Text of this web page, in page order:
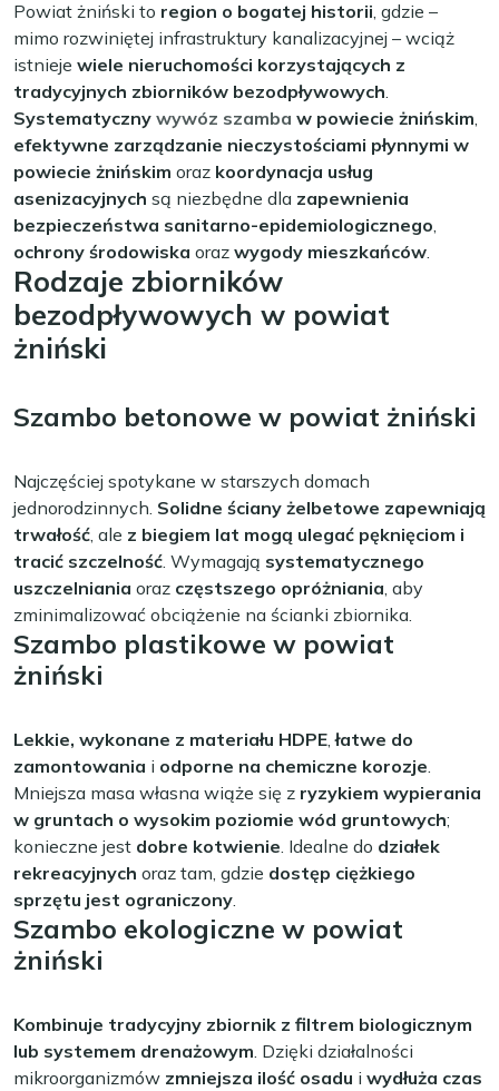
Powiat żniński to region o bogatej historii, gdzie –
mimo rozwiniętej infrastruktury kanalizacyjnej – wciąż
istnieje wiele nieruchomości korzystających z
tradycyjnych zbiorników bezodpływowych.
Systematyczny wywóz szamba w powiecie żnińskim,
efektywne zarządzanie nieczystościami płynnymi w
powiecie żnińskim oraz koordynacja usług
asenizacyjnych są niezbędne dla zapewnienia
bezpieczeństwa sanitarno-epidemiologicznego,
ochrony środowiska oraz wygody mieszkańców.
Rodzaje zbiorników
bezodpływowych w powiat
żniński
Szambo betonowe w powiat żniński
Najczęściej spotykane w starszych domach
jednorodzinnych. Solidne ściany żelbetowe zapewniają
trwałość, ale z biegiem lat mogą ulegać pęknięciom i
tracić szczelność. Wymagają systematycznego
uszczelniania oraz częstszego opróżniania, aby
zminimalizować obciążenie na ścianki zbiornika.
Szambo plastikowe w powiat
żniński
Lekkie, wykonane z materiału HDPE,łatwe do
zamontowania i odporne na chemiczne korozje.
Mniejsza masa własna wiąże się z ryzykiem wypierania
w gruntach o wysokim poziomie wód gruntowych;
konieczne jest dobre kotwienie. Idealne do działek
rekreacyjnych oraz tam, gdzie dostęp ciężkiego
sprzętu jest ograniczony.
Szambo ekologiczne w powiat
żniński
Kombinuje tradycyjny zbiornik z filtrem biologicznym
lub systemem drenażowym. Dzięki działalności
mikroorganizmów zmniejsza ilość osadu i wydłuża czas